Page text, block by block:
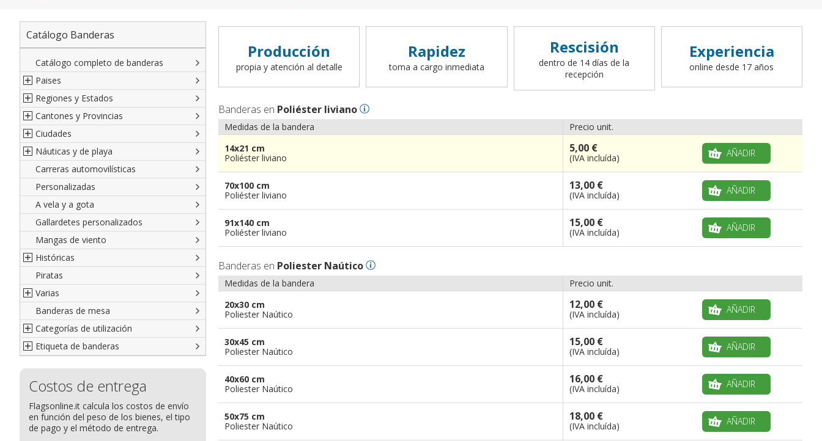
Catálogo Banderas
Catálogo completo de banderas
Paises
Norte América
América del Sur
Europa
Africa
Asia
Oceanía
Regiones y Estados
Regiones italianas
Estados de EEUU
Francesas
Españolas
Austríacas
Alemanas
Regiones del Mundo
Cantones y Provincias
Cantones suizos
Provincias italianas
provincias del Mundo
Territorios británicos de ultramar
Francia de ultramar
Provincias Españolas
Ciudades
Ciudades italianas
Ciudades francesas
Ciudades españolas
Ciudades del Mundo
Náuticas y de playa
Militares y Mercantes
Código náutico internacional
Empavesadas
De Playa
De cortesia
Carreras automovilísticas
Personalizadas
A vela y a gota
Gallardetes personalizados
Mangas de viento
Históricas
Francesas
Británicas
Italianas
Americanas
Resto del Mundo
Piratas
Varias
Banderas diplomáticas
Organizaciones internacionales
Publicitarias
Banderas de mesa
Categorías de utilización
Banderas publicitarias
banderas para barcos
banderas para eventos
banderas para bicicletas
Etiqueta de banderas
Glosario de banderas
Come disporre le bandiere
Dimensiones de las banderas
Costos de entrega
Flagsonline.it calcula los costos de envío
en función del peso de los bienes, el tipo
de pago y el método de entrega.
Producción
propia y atención al detalle
Rapidez
toma a cargo inmediata
Rescisión
dentro de 14 días de la
recepción
Experiencia
online desde 17 años
Banderas en Poliéster liviano
Medidas de la bandera
Precio unit.
14x21 cm
Poliéster liviano
5,00 €
(IVA incluída) AÑADIR
70x100 cm
Poliéster liviano
13,00 €
(IVA incluída) AÑADIR
91x140 cm
Poliéster liviano
15,00 €
(IVA incluída) AÑADIR
Banderas en Poliester Naútico
Medidas de la bandera
Precio unit.
20x30 cm
Poliester Naútico
12,00 €
(IVA incluída) AÑADIR
30x45 cm
Poliester Naútico
15,00 €
(IVA incluída) AÑADIR
40x60 cm
Poliester Naútico
16,00 €
(IVA incluída) AÑADIR
50x75 cm
Poliester Naútico
18,00 €
(IVA incluída) AÑADIR